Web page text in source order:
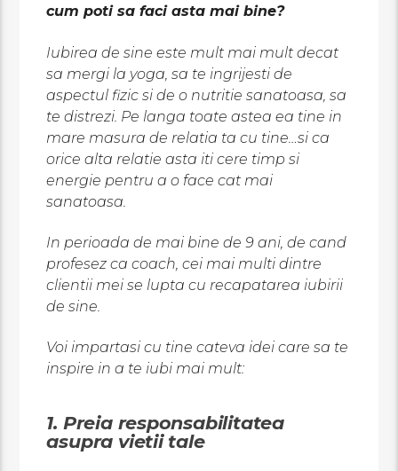
cum poti sa faci asta mai bine?
Iubirea de sine este mult mai mult decat
sa mergi la yoga, sa te ingrijesti de
aspectul fizic si de o nutritie sanatoasa, sa
te distrezi. Pe langa toate astea ea tine in
mare masura de relatia ta cu tine…si ca
orice alta relatie asta iti cere timp si
energie pentru a o face cat mai
sanatoasa.
In perioada de mai bine de 9 ani, de cand
profesez ca coach, cei mai multi dintre
clientii mei se lupta cu recapatarea iubirii
de sine.
Voi impartasi cu tine cateva idei care sa te
inspire in a te iubi mai mult:
1. Preia responsabilitatea
asupra vietii tale